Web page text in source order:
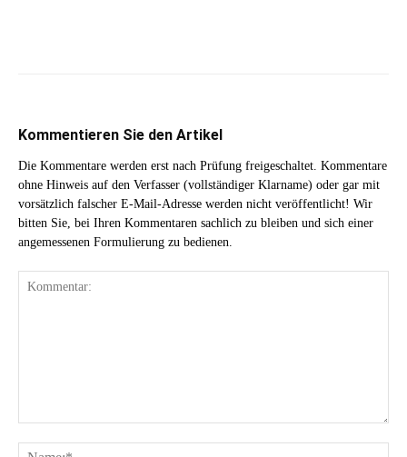
Kommentieren Sie den Artikel
Die Kommentare werden erst nach Prüfung freigeschaltet. Kommentare
ohne Hinweis auf den Verfasser (vollständiger Klarname) oder gar mit
vorsätzlich falscher E-Mail-Adresse werden nicht veröffentlicht! Wir
bitten Sie, bei Ihren Kommentaren sachlich zu bleiben und sich einer
angemessenen Formulierung zu bedienen.